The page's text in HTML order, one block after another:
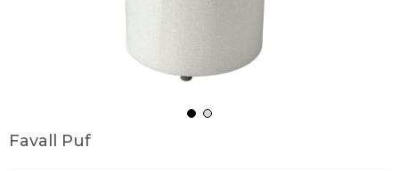
Favall Puf